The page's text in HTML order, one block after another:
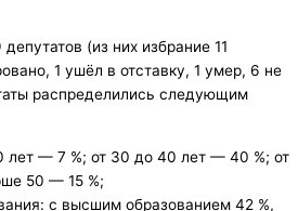
(из них избрание 11
1 ушёл в отставку, 1 умер, 6 не
распределились следующим
лет — 7 %; от 30 до 40 лет — 40 %; от
50 — 15 %;
с высшим образованием 42 %,